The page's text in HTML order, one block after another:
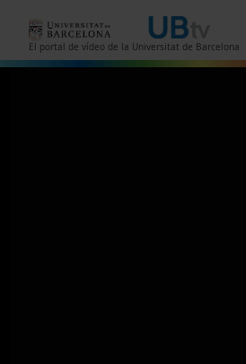
El portal de vídeo de la Universitat de Barcelona